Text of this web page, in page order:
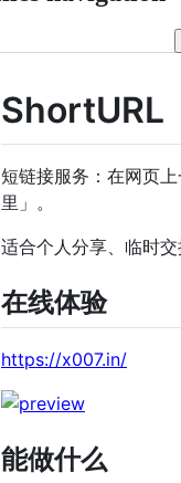
ShortURL
短链接服务：在网页
里」。
适合个人分享、临时
在线体验
https://x007.in/
能做什么